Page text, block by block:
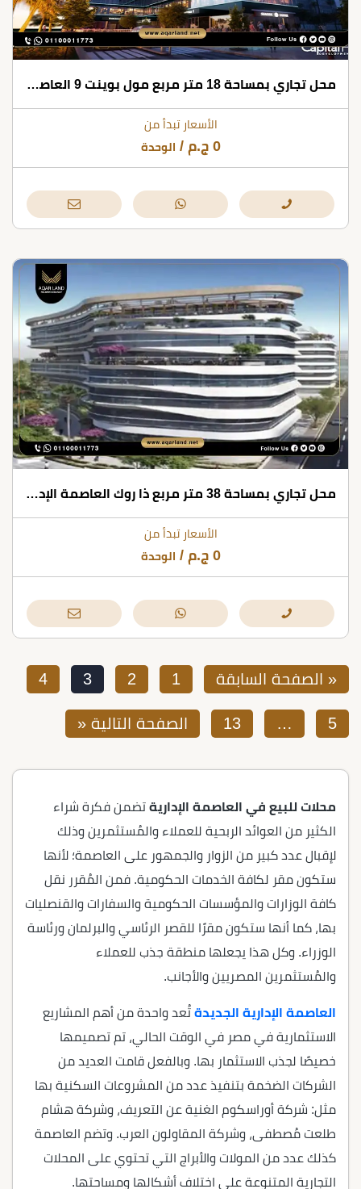
محل تجاري بمساحة 18 متر مربع مول بوينت 9 العاصمة الإدارية
الأسعار تبدأ من
0 ج.م / الوحدة
محل تجاري بمساحة 38 متر مربع ذا روك العاصمة الإدارية الجديدة
الأسعار تبدأ من
0 ج.م / الوحدة
« الصفحة السابقة 1
2
3
4
5
…
13 الصفحة التالية «
محلات للبيع في العاصمة الإدارية تضمن فكرة شراء
الكثير من العوائد الربحية للعملاء والمُستثمرين وذلك
لإقبال عدد كبير من الزوار والجمهور على العاصمة؛ لأنها
ستكون مقر لكافة الخدمات الحكومية. فمن المُقرر نقل
كافة الوزارات والمؤسسات الحكومية والسفارات والقنصليات
بها، كما أنها ستكون مقرًا للقصر الرئاسي والبرلمان ورئاسة
الوزراء. وكل هذا يجعلها منطقة جذب للعملاء
والمُستثمرين المصريين والأجانب.
العاصمة الإدارية الجديدة تُعد واحدة من أهم المشاريع
الاستثمارية في مصر في الوقت الحالي، تم تصميمها
خصيصًا لجذب الاستثمار بها. وبالفعل قامت العديد من
الشركات الضخمة بتنفيذ عدد من المشروعات السكنية بها
مثل: شركة أوراسكوم الغنية عن التعريف، وشركة هشام
طلعت مُصطفى، وشركة المقاولون العرب. وتضم العاصمة
كذلك عدد من المولات والأبراج التي تحتوي على المحلات
التجارية المتنوعة على اختلاف أشكالها ومساحتها.